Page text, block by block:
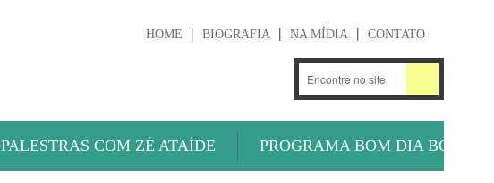
HOME BIOGRAFIA NA MÍDIA CONTATO
PALESTRAS COM ZÉ ATAÍDE PROGRAMA BOM DIA BOLA